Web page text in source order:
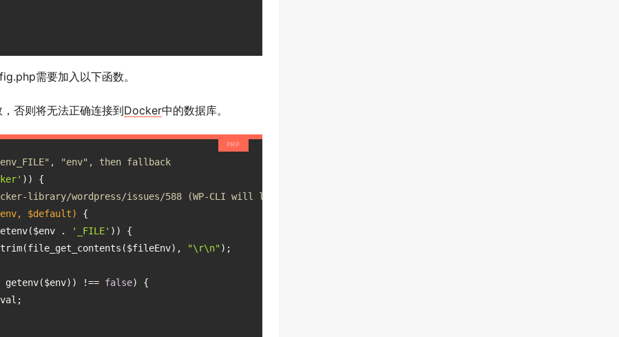
需要加入以下函数。
否则将无法正确连接到Docker中的数据库。
"env", then fallback
)) {
library/wordpress/issues/588 (WP-CLI will load this file 2x)
$default)
{
. '_FILE' )) {
"\r\n" );
!== false) {